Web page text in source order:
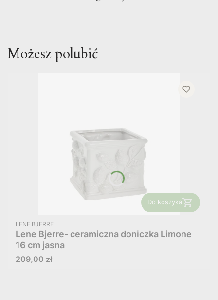
Możesz polubić
Do koszyka
PRODUCENT
LENE BJERRE
Lene Bjerre- ceramiczna doniczka Limone
16 cm jasna
Cena
209,00 zł